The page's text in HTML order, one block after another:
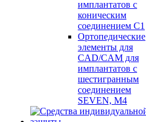
имплантатов с
коническим
соединением С1
Ортопедические
элементы для
CAD/CAM для
имплантатов с
шестигранным
соединением
SEVEN, М4